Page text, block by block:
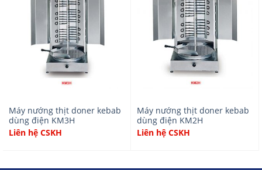
Máy nướng thịt doner kebab
dùng điện KM3H
Liên hệ CSKH
Máy nướng thịt doner kebab
dùng điện KM2H
Liên hệ CSKH